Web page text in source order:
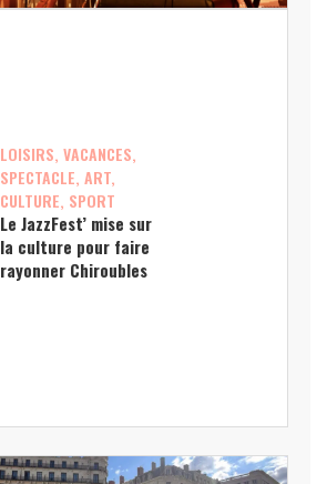
LOISIRS, VACANCES,
SPECTACLE, ART,
CULTURE, SPORT
Le JazzFest’ mise sur
la culture pour faire
rayonner Chiroubles